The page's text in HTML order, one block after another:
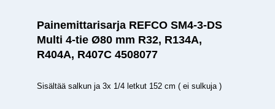
Painemittarisarja REFCO SM4-3-DS
Multi 4-tie Ø80 mm R32, R134A,
R404A, R407C 4508077
Sisältää salkun ja 3x 1/4 letkut 152 cm ( ei sulkuja )